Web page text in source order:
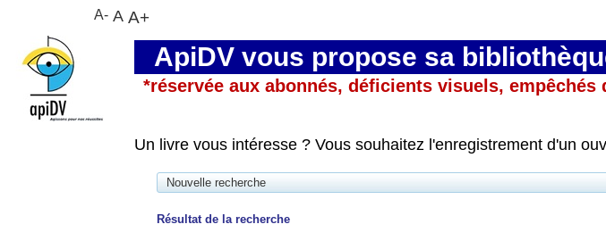
ApiDV vous propose sa
*réservée aux abonnés, déficients visuels, empêchés
Un livre vous intéresse ? Vous souhaitez l'enregistrement d'un
Nouvelle recherche
Résultat de la recherche
A- A A+